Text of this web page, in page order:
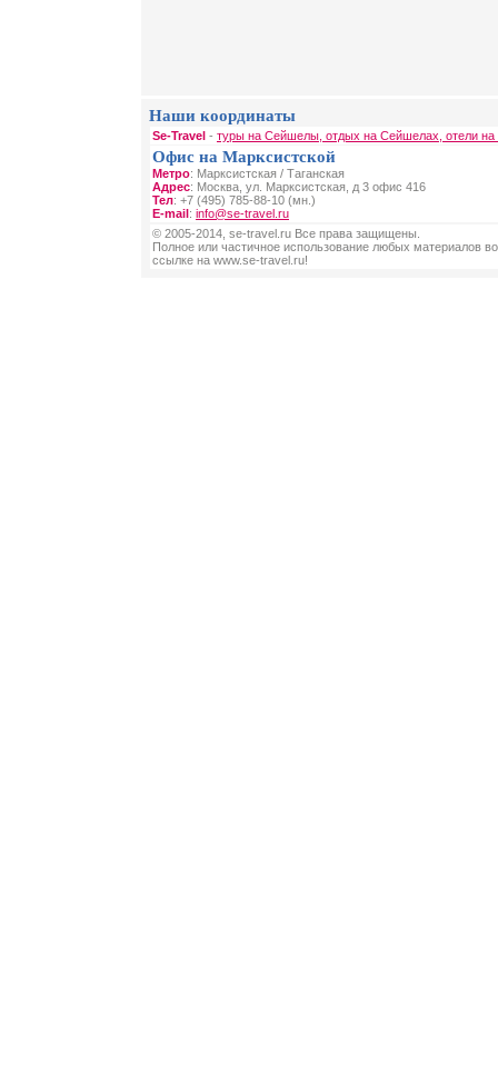
Наши координаты
Se-Travel - туры на Сейшелы, отдых на Сейшелах, отели
Офис на Марксистской
Метро: Марксистская / Таганская
Адрес: Москва, ул. Марксистская, д 3 офис 416
Тел: +7 (495) 785-88-10 (мн.)
E-mail: info@se-travel.ru
© 2005-2014, se-travel.ru Все права защищены.
Полное или частичное использование любых материалов
ссылке на www.se-travel.ru!